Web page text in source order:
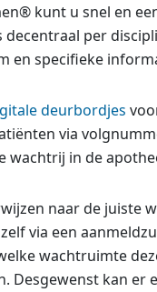
kunt u snel en
per
en specifieke
deurbordjes
via
wachtrij in de
naar de juiste
via een
wachtruimte
Desgewenst kan